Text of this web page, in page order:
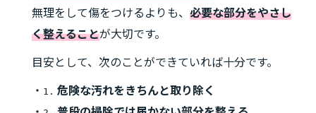
無理をして傷をつけるよりも、 必要な部分をやさし
く整えることが大切です。
目安として、次のことができていれば十分です。
・ 1. 危険な汚れをきちんと取り除く